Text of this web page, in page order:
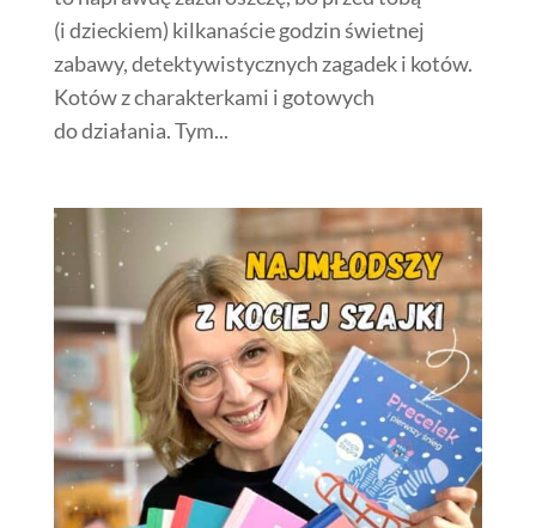
(i dzieckiem) kilkanaście godzin świetnej
zabawy, detektywistycznych zagadek i kotów.
Kotów z charakterkami i gotowych
do działania. Tym...